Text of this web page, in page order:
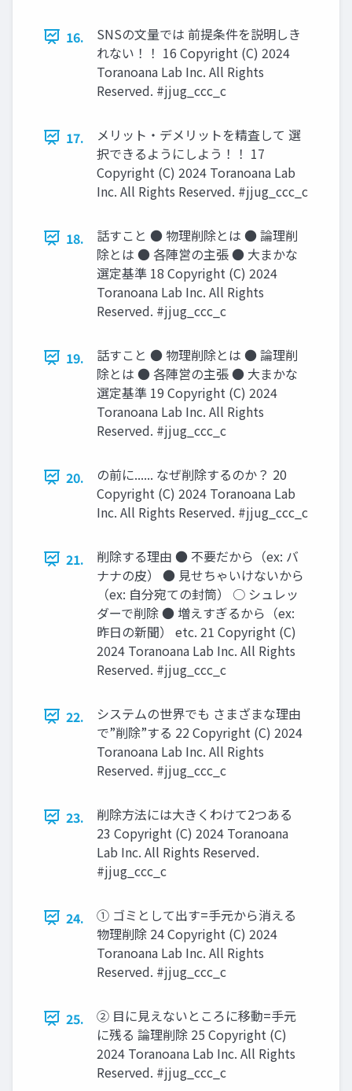
16.
SNSの文量では 前提条件を説明しき
れない！！ 16 Copyright (C) 2024
Toranoana Lab Inc. All Rights
Reserved. #jjug_ccc_c
17.
メリット・デメリットを精査して 選
択できるようにしよう！！ 17
Copyright (C) 2024 Toranoana Lab
Inc. All Rights Reserved. #jjug_ccc_c
18.
話すこと ● 物理削除とは ● 論理削
除とは ● 各陣営の主張 ● 大まかな
選定基準 18 Copyright (C) 2024
Toranoana Lab Inc. All Rights
Reserved. #jjug_ccc_c
19.
話すこと ● 物理削除とは ● 論理削
除とは ● 各陣営の主張 ● 大まかな
選定基準 19 Copyright (C) 2024
Toranoana Lab Inc. All Rights
Reserved. #jjug_ccc_c
20.
の前に...... なぜ削除するのか？ 20
Copyright (C) 2024 Toranoana Lab
Inc. All Rights Reserved. #jjug_ccc_c
21.
削除する理由 ● 不要だから（ex: バ
ナナの皮） ● 見せちゃいけないから
（ex: 自分宛ての封筒） ○ シュレッ
ダーで削除 ● 増えすぎるから（ex:
昨日の新聞） etc. 21 Copyright (C)
2024 Toranoana Lab Inc. All Rights
Reserved. #jjug_ccc_c
22.
システムの世界でも さまざまな理由
で”削除”する 22 Copyright (C) 2024
Toranoana Lab Inc. All Rights
Reserved. #jjug_ccc_c
23.
削除方法には大きくわけて2つある
23 Copyright (C) 2024 Toranoana
Lab Inc. All Rights Reserved.
#jjug_ccc_c
24.
① ゴミとして出す=手元から消える
物理削除 24 Copyright (C) 2024
Toranoana Lab Inc. All Rights
Reserved. #jjug_ccc_c
25.
② 目に見えないところに移動=手元
に残る 論理削除 25 Copyright (C)
2024 Toranoana Lab Inc. All Rights
Reserved. #jjug_ccc_c